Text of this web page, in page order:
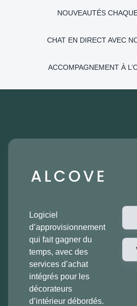
NOUVEAUTÉS
CHAT EN DIRECT AVEC
ACCOMPAGNEMENT À
Logiciel
d’approvisionnement
qui fait gagner du
temps, avec des
services d’achat
intégrés pour les
décorateurs
d’intérieur débordés.